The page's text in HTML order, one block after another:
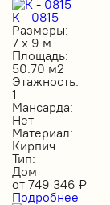
К - 0815
Размеры:
7 х 9 м
Площадь:
50.70 м2
Этажность:
1
Мансарда:
Нет
Материал:
Кирпич
Тип:
Дом
от 749 346 ₽
Подробнее